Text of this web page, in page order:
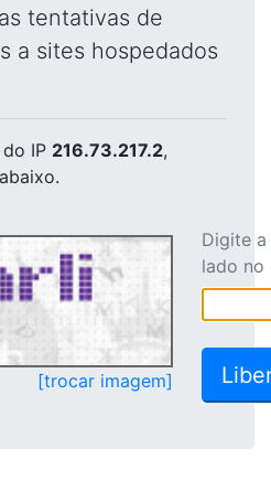
tentativas de
a sites hospedados
do IP 216.73.217.2,
[trocar imagem]
Digite
lado no